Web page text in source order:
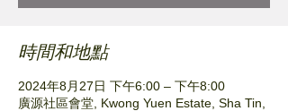
時間和地點
2024年8月27日 下午6:00 – 下午8:00
廣源社區會堂, Kwong Yuen Estate, Sha Tin,